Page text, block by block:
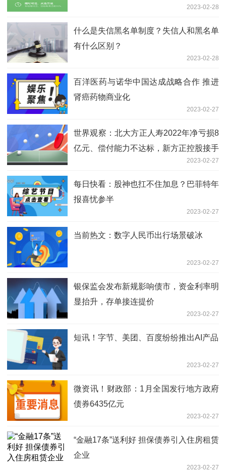
2023-02-28
什么是失信黑名单制度？失信人和黑名单
有什么区别？
2023-02-28
百洋医药与诺华中国达成战略合作 推进
肾癌药物商业化
2023-02-27
世界观察：北大方正人寿2022年净亏损8
亿元、偿付能力不达标，新方正控股接手
2023-02-27
每日快看：股神也扛不住加息？巴菲特年
报喜忧参半
2023-02-27
当前热文：数字人民币出行场景破冰
2023-02-27
银保监会发布新规影响债市，资金利率明
显抬升，存单接连提价
2023-02-27
短讯！字节、美团、百度纷纷推出AI产品
2023-02-27
微资讯！财政部：1月全国发行地方政府
债券6435亿元
2023-02-27
“金融17条”送利好 担保债券引入住房租赁
企业
2023-02-27